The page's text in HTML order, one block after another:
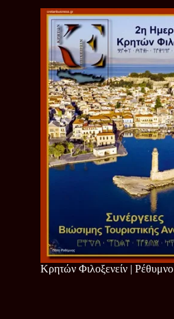
Κρητών Φιλοξενείν | Ρέθυμνο